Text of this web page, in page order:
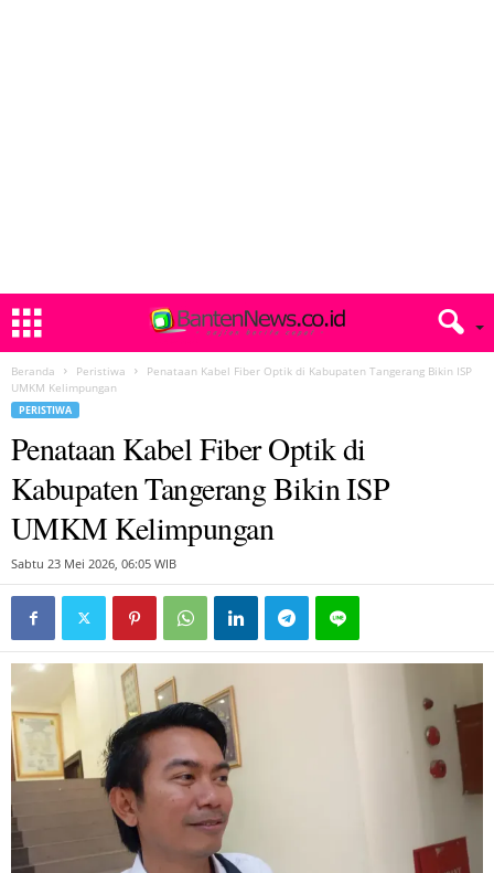
Beranda Peristiwa
Penataan Kabel Fiber Optik di Kabupaten Tangerang Bikin ISP
UMKM Kelimpungan
PERISTIWA
Penataan Kabel Fiber Optik di
Kabupaten Tangerang Bikin ISP
UMKM Kelimpungan
Sabtu 23 Mei 2026, 06:05 WIB